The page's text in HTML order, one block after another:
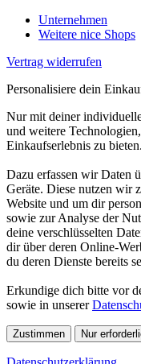
Unternehmen
Weitere nice Shops
Vertrag widerrufen
Personalisiere dein
Nur mit deiner
und weitere
Einkaufserlebnis zu bieten.
Dazu erfassen wir Daten
Geräte. Diese nutzen wir
Website und um dir
sowie zur Analyse der
deine verschlüsselten
dir über deren Online-
du deren Dienste bereits
Erkundige dich bitte vor
sowie in unserer
Zustimmen Nur